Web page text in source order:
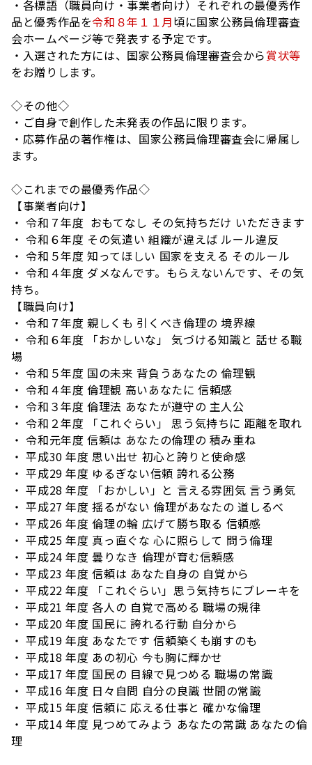
・各標語（職員向け・事業者向け）それぞれの最優秀作
品と優秀作品を令和８年１１月頃に国家公務員倫理審査
会ホームページ等で発表する予定です。
・入選された方には、国家公務員倫理審査会から賞状等
をお贈りします。
◇その他◇
・ご自身で創作した未発表の作品に限ります。
・応募作品の著作権は、国家公務員倫理審査会に帰属し
ます。
◇これまでの最優秀作品◇
【事業者向け】
・ 令和７年度 おもてなし その気持ちだけ いただきます
・ 令和６年度 その気遣い 組織が違えば ルール違反
・ 令和５年度 知ってほしい 国家を支える そのルール
・ 令和４年度 ダメなんです。もらえないんです、その気
持ち。
【職員向け】
・ 令和７年度 親しくも 引くべき倫理の 境界線
・ 令和６年度 「おかしいな」 気づける知識と 話せる職
場
・ 令和５年度 国の未来 背負うあなたの 倫理観
・ 令和４年度 倫理観 高いあなたに 信頼感
・ 令和３年度 倫理法 あなたが遵守の 主人公
・ 令和２年度 「これぐらい」 思う気持ちに 距離を取れ
・ 令和元年度 信頼は あなたの倫理の 積み重ね
・ 平成30 年度 思い出せ 初心と誇りと使命感
・ 平成29 年度 ゆるぎない信頼 誇れる公務
・ 平成28 年度 「おかしい」と 言える雰囲気 言う勇気
・ 平成27 年度 揺るがない 倫理があなたの 道しるべ
・ 平成26 年度 倫理の輪 広げて勝ち取る 信頼感
・ 平成25 年度 真っ直ぐな 心に照らして 問う倫理
・ 平成24 年度 曇りなき 倫理が育む信頼感
・ 平成23 年度 信頼は あなた自身の 自覚から
・ 平成22 年度 「これぐらい」思う気持ちにブレーキを
・ 平成21 年度 各人の 自覚で高める 職場の規律
・ 平成20 年度 国民に 誇れる行動 自分から
・ 平成19 年度 あなたです 信頼築くも崩すのも
・ 平成18 年度 あの初心 今も胸に輝かせ
・ 平成17 年度 国民の 目線で見つめる 職場の常識
・ 平成16 年度 日々自問 自分の良識 世間の常識
・ 平成15 年度 信頼に 応える仕事と 確かな倫理
・ 平成14 年度 見つめてみよう あなたの常識 あなたの倫
理